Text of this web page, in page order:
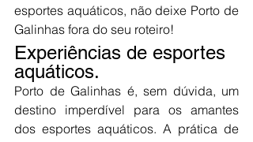
esportes aquáticos, não deixe Porto de
Galinhas fora do seu roteiro!
Experiências de esportes
aquáticos.
Porto de Galinhas é, sem dúvida, um
destino imperdível para os amantes
dos esportes aquáticos. A prática de